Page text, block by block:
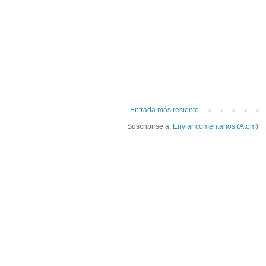
Entrada más reciente
Suscribirse a: Enviar comentarios (Atom)